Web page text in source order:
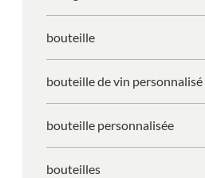
bouteille
bouteille de vin personnalisé
bouteille personnalisée
bouteilles